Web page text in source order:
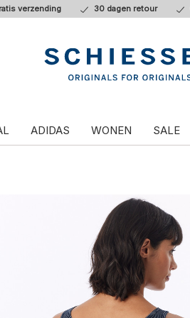
verzending 30 dagen retour
ADIDAS WONEN SALE